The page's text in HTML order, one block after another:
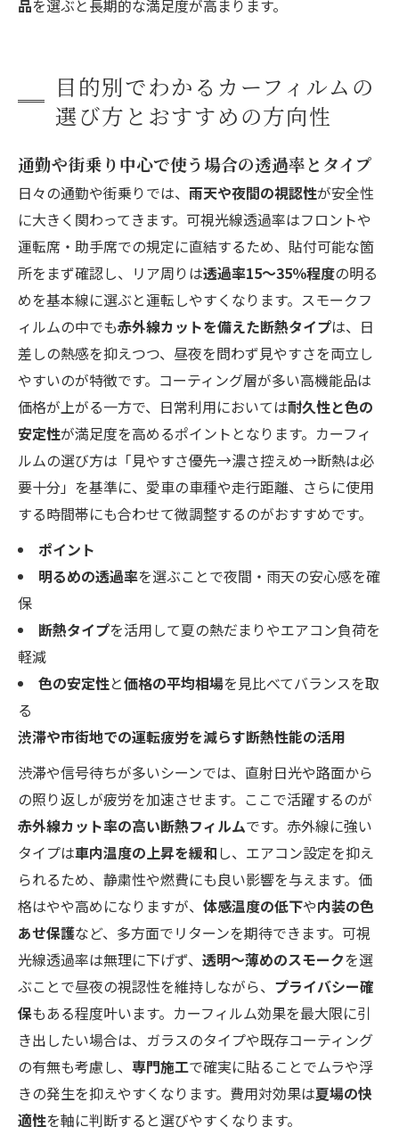
品を選ぶと長期的な満足度が高まります。
目的別でわかるカーフィルムの
選び方とおすすめの方向性
通勤や街乗り中心で使う場合の透過率とタイプ
日々の通勤や街乗りでは、 雨天や夜間の視認性が安全性
に大きく関わってきます。可視光線透過率はフロントや
運転席・助手席での規定に直結するため、貼付可能な箇
所をまず確認し、リア周りは透過率15〜35％程度の明る
めを基本線に選ぶと運転しやすくなります。スモークフ
ィルムの中でも赤外線カットを備えた断熱タイプは、日
差しの熱感を抑えつつ、昼夜を問わず見やすさを両立し
やすいのが特徴です。コーティング層が多い高機能品は
価格が上がる一方で、日常利用においては耐久性と色の
安定性が満足度を高めるポイントとなります。カーフィ
ルムの選び方は「見やすさ優先→濃さ控えめ→断熱は必
要十分」を基準に、愛車の車種や走行距離、さらに使用
する時間帯にも合わせて微調整するのがおすすめです。
ポイント
明るめの透過率を選ぶことで夜間・雨天の安心感を確
保
断熱タイプを活用して夏の熱だまりやエアコン負荷を
軽減
色の安定性と価格の平均相場を見比べてバランスを取
る
渋滞や市街地での運転疲労を減らす断熱性能の活用
渋滞や信号待ちが多いシーンでは、直射日光や路面から
の照り返しが疲労を加速させます。ここで活躍するのが
赤外線カット率の高い断熱フィルムです。赤外線に強い
タイプは車内温度の上昇を緩和し、エアコン設定を抑え
られるため、静粛性や燃費にも良い影響を与えます。価
格はやや高めになりますが、 体感温度の低下や内装の色
あせ保護など、多方面でリターンを期待できます。可視
光線透過率は無理に下げず、 透明〜薄めのスモークを選
ぶことで昼夜の視認性を維持しながら、 プライバシー確
保もある程度叶います。カーフィルム効果を最大限に引
き出したい場合は、ガラスのタイプや既存コーティング
の有無も考慮し、 専門施工で確実に貼ることでムラや浮
きの発生を抑えやすくなります。費用対効果は夏場の快
適性を軸に判断すると選びやすくなります。